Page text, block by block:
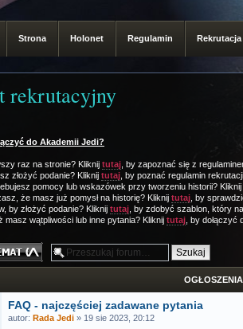
Strona Holonet Regulamin Rekrutacja
rekrutacyjny
do Akademii Jedi?
raz na stronie? Kliknij tutaj , by zapoznać się z
złożyć podanie? Kliknij tutaj , by poznać regulamin
pomocy lub wskazówek przy tworzeniu historii? Kliknij
że masz już pomysł na historię? Kliknij tutaj , by
by złożyć podanie? Kliknij tutaj , by zdobyć szablon, który
masz wątpliwości lub inne pytania? Kliknij tutaj , by
OGŁOSZENIA
FAQ - najczęściej zadawane pytania
autor: Rada Jedi » 19 sie 2023, 20:12